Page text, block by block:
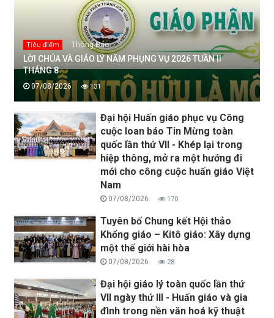
Tiêu điểm Thông Báo
LỜI CHÚA VÀ GIÁO LÝ NĂM PHỤNG VỤ 2026 TUẦN II
THÁNG 8
07/08/2026 131
Đại hội Huấn giáo phục vụ Công
cuộc loan báo Tin Mừng toàn
quốc lần thứ VII - Khép lại trong
hiệp thông, mở ra một hướng đi
mới cho công cuộc huấn giáo Việt
Nam
07/08/2026 170
Tuyên bố Chung kết Hội thảo
Khổng giáo – Kitô giáo: Xây dựng
một thế giới hài hòa
07/08/2026 28
Đại hội giáo lý toàn quốc lần thứ
VII ngày thứ III - Huấn giáo và gia
đình trong nền văn hoá kỹ thuật